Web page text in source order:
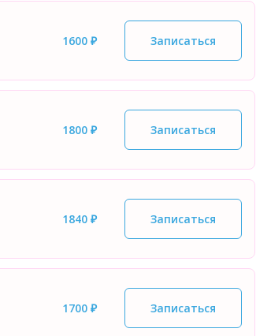
1600 ₽ Записаться
1800 ₽ Записаться
1840 ₽ Записаться
1700 ₽ Записаться